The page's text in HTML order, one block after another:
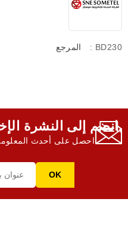
المرجع : BD230
انضم إلى النشرة الإخبارية لدينا,
احصل على أحدث